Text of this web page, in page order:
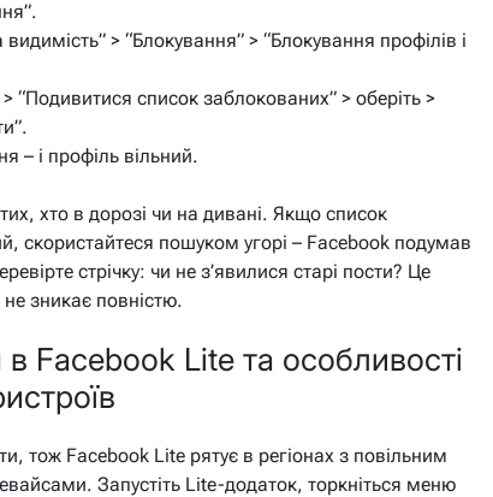
видимість” > “Блокування” > “Блокування профілів і
> “Подивитися список заблокованих” > оберіть >
– і профіль вільний.
хто в дорозі чи на дивані. Якщо список
скористайтеся пошуком угорі – Facebook подумав
стрічку: чи не з’явилися старі пости? Це
зникає повністю.
Facebook Lite та особливості
тож Facebook Lite рятує в регіонах з повільним
Запустіть Lite-додаток, торкніться меню